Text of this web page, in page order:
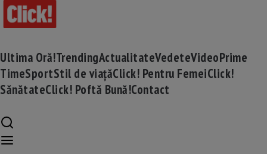
Ultima Oră!TrendingActualitateVedeteVideoPrime
TimeSportStil de viațăClick! Pentru FemeiClick!
SănătateClick! Poftă Bună!Contact